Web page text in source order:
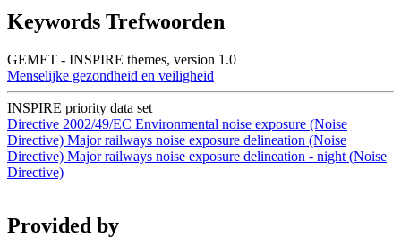
Keywords Trefwoorden
GEMET - INSPIRE themes, version 1.0
Menselijke gezondheid en veiligheid
INSPIRE priority data set
Directive 2002/49/EC Environmental noise exposure (Noise
Directive) Major railways noise exposure delineation (Noise
Directive) Major railways noise exposure delineation - night (Noise
Directive)
Provided by